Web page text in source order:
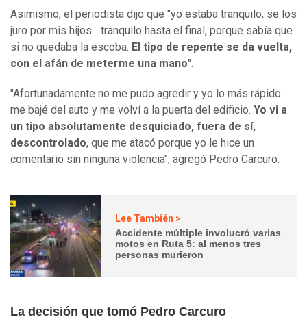
Asimismo, el periodista dijo que "yo estaba tranquilo, se los
juro por mis hijos... tranquilo hasta el final, porque sabía que
si no quedaba la escoba. El tipo de repente se da vuelta,
con el afán de meterme una mano".
"Afortunadamente no me pudo agredir y yo lo más rápido
me bajé del auto y me volví a la puerta del edificio. Yo vi a
un tipo absolutamente desquiciado, fuera de sí,
descontrolado, que me atacó porque yo le hice un
comentario sin ninguna violencia", agregó Pedro Carcuro.
Lee También >
Accidente múltiple involucró varias
motos en Ruta 5: al menos tres
personas murieron
La decisión que tomó Pedro Carcuro